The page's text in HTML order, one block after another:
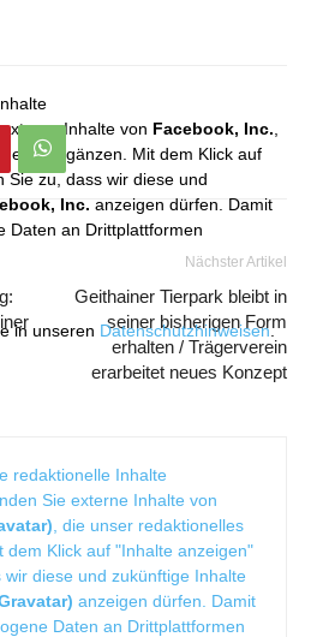
Inhalte von Facebook, Inc.
ergänzen. Mit dem Klick auf
Sie zu, dass wir diese und
Inc. anzeigen dürfen. Damit
Daten an Drittplattformen
in unseren Datenschutzhinweisen.
Nächster Artikel
Geithainer Tierpark bleibt in
seiner bisherigen Form
erhalten / Trägerverein
erarbeitet neues Konzept
redaktionelle Inhalte
Sie externe Inhalte von
, die unser redaktionelles
dem Klick auf "Inhalte anzeigen"
diese und zukünftige Inhalte
anzeigen dürfen. Damit
Daten an Drittplattformen